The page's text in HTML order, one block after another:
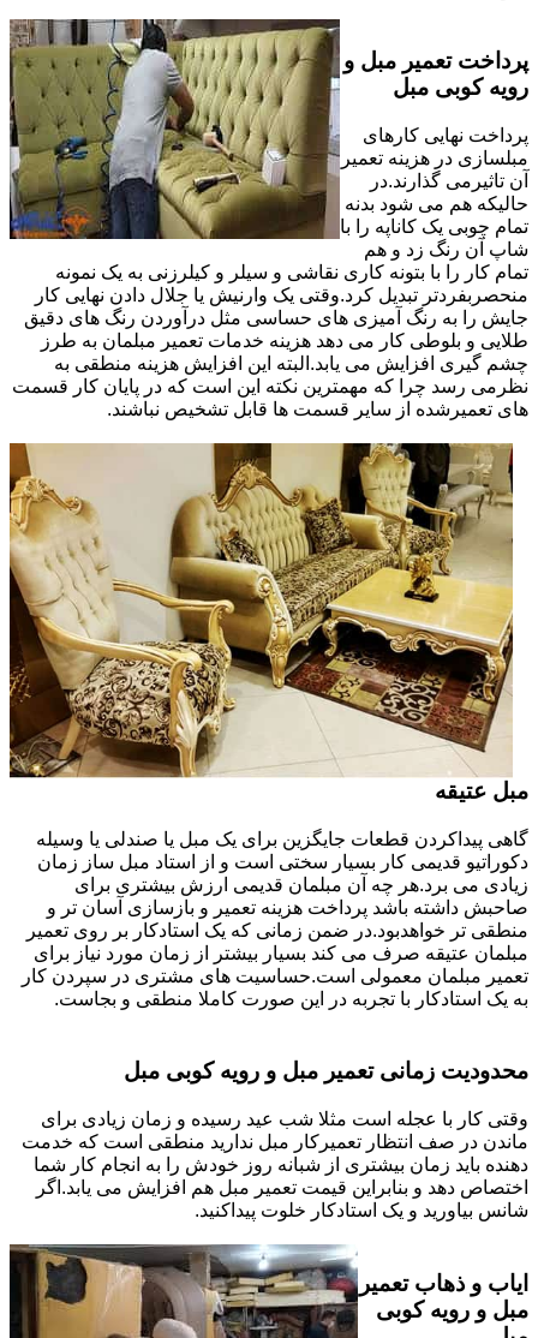
پرداخت تعمیر مبل و
رویه کوبی مبل
پرداخت نهایی کارهای
مبلسازی در هزینه تعمیر
آن تاثیرمی گذارند.در
حالیکه هم می شود بدنه
تمام چوبی یک کاناپه را با
شاپ آن رنگ زد و هم
تمام کار را با بتونه کاری نقاشی و سیلر و کیلرزنی به یک نمونه
منحصربفردتر تبدیل کرد.وقتی یک وارنیش یا جلال دادن نهایی کار
جایش را به رنگ آمیزی های حساسی مثل درآوردن رنگ های دقیق
طلایی و بلوطی کار می دهد هزینه خدمات تعمیر مبلمان به طرز
چشم گیری افزایش می یابد.البته این افزایش هزینه منطقی به
نظرمی رسد چرا که مهمترین نکته این است که در پایان کار قسمت
های تعمیرشده از سایر قسمت ها قابل تشخیص نباشند.
مبل عتیقه
گاهی پیداکردن قطعات جایگزین برای یک مبل یا صندلی یا وسیله
دکوراتیو قدیمی کار بسیار سختی است و از استاد مبل ساز زمان
زیادی می برد.هر چه آن مبلمان قدیمی ارزش بیشتری برای
صاحبش داشته باشد پرداخت هزینه تعمیر و بازسازی آسان تر و
منطقی تر خواهدبود.در ضمن زمانی که یک استادکار بر روی تعمیر
مبلمان عتیقه صرف می کند بسیار بیشتر از زمان مورد نیاز برای
تعمیر مبلمان معمولی است.حساسیت های مشتری در سپردن کار
به یک استادکار با تجربه در این صورت کاملا منطقی و بجاست.
محدودیت زمانی تعمیر مبل و رویه کوبی مبل
وقتی کار با عجله است مثلا شب عید رسیده و زمان زیادی برای
ماندن در صف انتظار تعمیرکار مبل ندارید منطقی است که خدمت
دهنده باید زمان بیشتری از شبانه روز خودش را به انجام کار شما
اختصاص دهد و بنابراین قیمت تعمیر مبل هم افزایش می یابد.اگر
شانس بیاورید و یک استادکار خلوت پیداکنید.
ایاب و ذهاب تعمیر
مبل و رویه کوبی